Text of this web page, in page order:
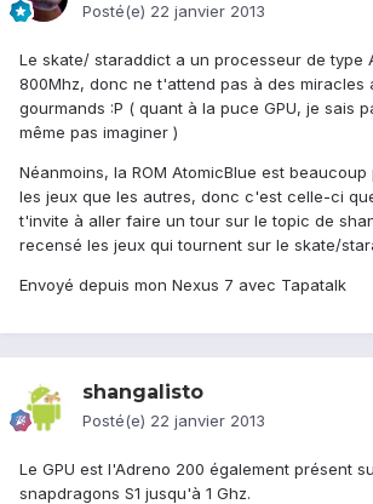
Posté(e) 22 janvier 2013
Le skate/ staraddict a un processeur de type
800Mhz, donc ne t'attend pas à des miracles
gourmands :P ( quant à la puce GPU, je sais
même pas imaginer )
Néanmoins, la ROM AtomicBlue est
les jeux que les autres, donc c'est celle-ci
t'invite à aller faire un tour sur le topic de
recensé les jeux qui tournent sur le skate/
Envoyé depuis mon Nexus 7 avec Tapatalk
shangalisto
Posté(e) 22 janvier 2013
Le GPU est l'Adreno 200 également présent
snapdragons S1 jusqu'à 1 Ghz.